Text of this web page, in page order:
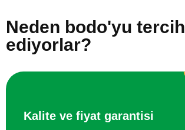
İki Kişi için Melen Çayı Rafting
Reformer Pilates Kursu
Neden bodo'yu tercih
ediyorlar?
Kalite ve fiyat garantisi